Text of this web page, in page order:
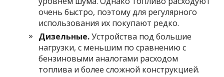
очень быстро, поэтому для регулярного
использования их покупают редко.
Дизельные.Устройства под большие
нагрузки, с меньшим по сравнению с
бензиновыми аналогами расходом
топлива и более сложной конструкцией.